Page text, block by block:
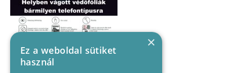
×
Ez a weboldal sütiket
használ